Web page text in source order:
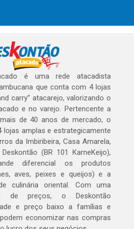
é uma rede atacadista
que conta com 4 lojas
carry” atacarejo, valorizando o
e no varejo. Pertencente a
de 40 anos de mercado, o
lojas amplas e estrategicamente
da Imbiribeira, Casa Amarela,
(BR 101 KarneKeijo),
diferencial os produtos
aves, peixes e queijos) e a
culinária oriental. Com uma
de preços, o Deskontão
e preço baixo a famílias e
economizar nas compras